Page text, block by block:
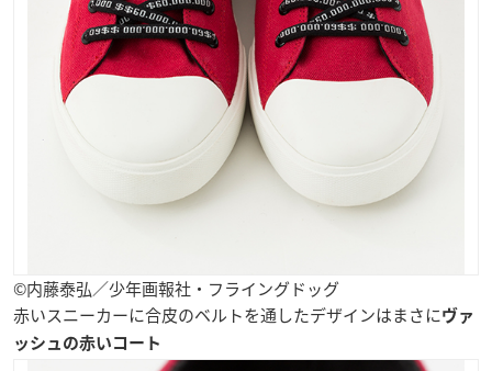
©内藤泰弘／少年画報社・フライングドッグ
赤いスニーカーに合皮のベルトを通したデザインはまさにヴァ
ッシュの赤いコート